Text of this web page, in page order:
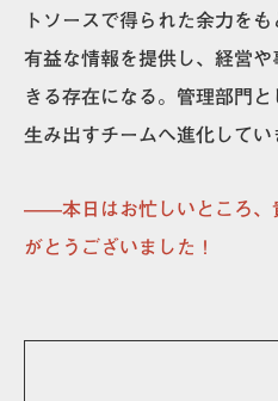
トソースで得られた余力を
有益な情報を提供し、経営
きる存在になる。管理部門
生み出すチームへ進化してい
——本日はお忙しいところ、
がとうございました！